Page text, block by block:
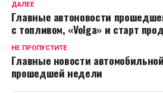
ДАЛЕЕ
Главные автоновости
с топливом, «Volga» и старт
НЕ ПРОПУСТИТЕ
Главные новости
прошедшей недели